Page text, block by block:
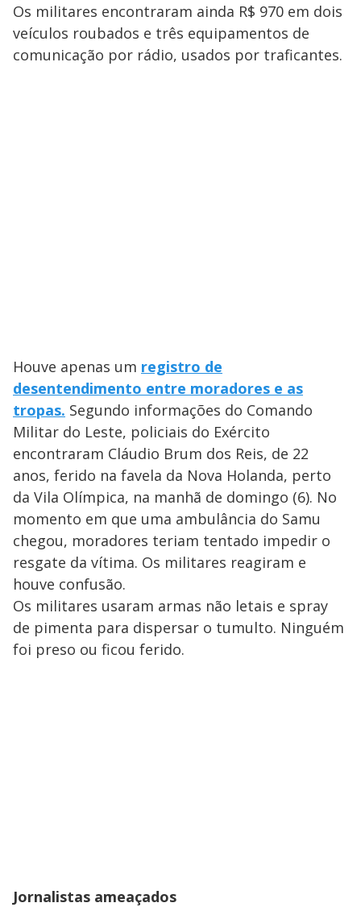
Os militares encontraram ainda R$ 970 em dois
veículos roubados e três equipamentos de
comunicação por rádio, usados por traficantes.
Houve apenas um registro de
desentendimento entre moradores e as
tropas. Segundo informações do Comando
Militar do Leste, policiais do Exército
encontraram Cláudio Brum dos Reis, de 22
anos, ferido na favela da Nova Holanda, perto
da Vila Olímpica, na manhã de domingo (6). No
momento em que uma ambulância do Samu
chegou, moradores teriam tentado impedir o
resgate da vítima. Os militares reagiram e
houve confusão.
Os militares usaram armas não letais e spray
de pimenta para dispersar o tumulto. Ninguém
foi preso ou ficou ferido.
Jornalistas ameaçados